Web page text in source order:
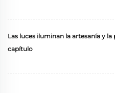
Las luces iluminan la artesanía y
capítulo